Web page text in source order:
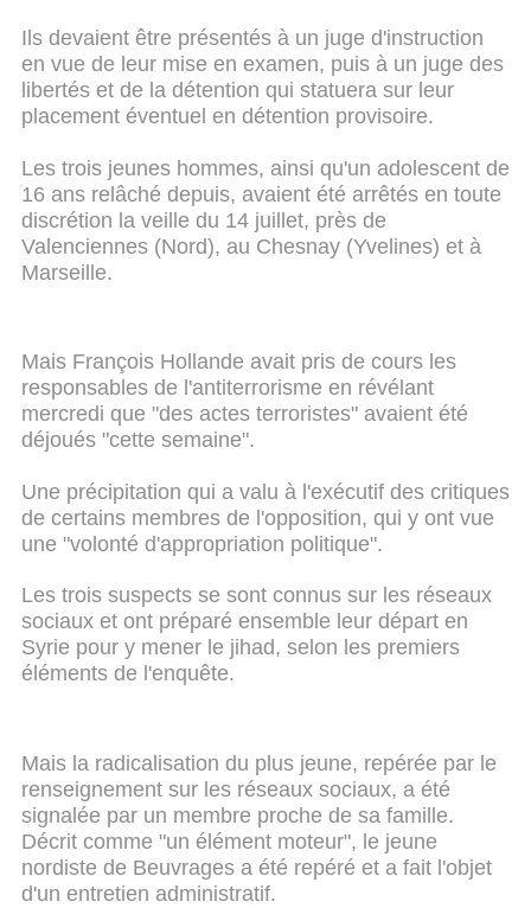
Ils devaient être présentés à un juge d'instruction
en vue de leur mise en examen, puis à un juge des
libertés et de la détention qui statuera sur leur
placement éventuel en détention provisoire.
Les trois jeunes hommes, ainsi qu'un adolescent de
16 ans relâché depuis, avaient été arrêtés en toute
discrétion la veille du 14 juillet, près de
Valenciennes (Nord), au Chesnay (Yvelines) et à
Marseille.
Mais François Hollande avait pris de cours les
responsables de l'antiterrorisme en révélant
mercredi que "des actes terroristes" avaient été
déjoués "cette semaine".
Une précipitation qui a valu à l'exécutif des critiques
de certains membres de l'opposition, qui y ont vue
une "volonté d'appropriation politique".
Les trois suspects se sont connus sur les réseaux
sociaux et ont préparé ensemble leur départ en
Syrie pour y mener le jihad, selon les premiers
éléments de l'enquête.
Mais la radicalisation du plus jeune, repérée par le
renseignement sur les réseaux sociaux, a été
signalée par un membre proche de sa famille.
Décrit comme "un élément moteur", le jeune
nordiste de Beuvrages a été repéré et a fait l'objet
d'un entretien administratif.